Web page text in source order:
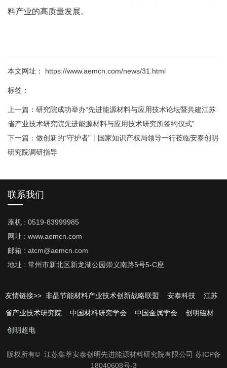
料产业的高质量发展。
本文网址： https://www.aemcn.com/news/31.html
标签：
上一篇： 研究院成功举办“先进能源材料与应用技术论坛暨共建江苏
省产业技术研究院先进能源材料与应用技术研究所签约仪式”
下一篇： 做创新的“守护者”丨国家知识产权局领导一行莅临安泰创明
研究院调研指导
联系我们
座机 : 0519-83999985
网址 : www.aemcn.com
邮箱 : atcm@aemcn.com
地址 : 常州市新北区新龙湖公园崇义南路5号5-C座
友情链接>> 非晶节能材料产业技术创新战略联盟 安泰科技 江苏
省产业技术研究院 中国材料研究学会 中国金属学会 创明磁材
创明超电
版权所有© 江苏集萃安泰创明先进能源材料研究院有限公司 苏ICP备
18040608号-3